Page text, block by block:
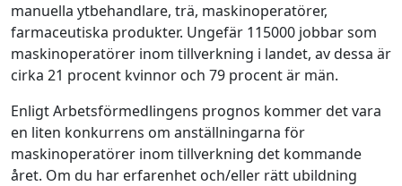
manuella ytbehandlare, trä, maskinoperatörer,
farmaceutiska produkter. Ungefär 115000 jobbar som
maskinoperatörer inom tillverkning i landet, av dessa är
cirka 21 procent kvinnor och 79 procent är män.
Enligt Arbetsförmedlingens prognos kommer det vara
en liten konkurrens om anställningarna för
maskinoperatörer inom tillverkning det kommande
året. Om du har erfarenhet och/eller rätt ubildning